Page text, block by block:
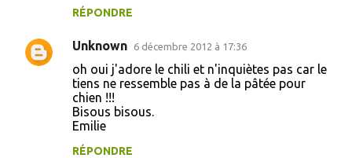
RÉPONDRE
Unknown 6 décembre 2012 à 17:36
oh oui j'adore le chili et n'inquiètes pas car le
tiens ne ressemble pas à de la pâtée pour
chien !!!
Bisous bisous.
Emilie
RÉPONDRE